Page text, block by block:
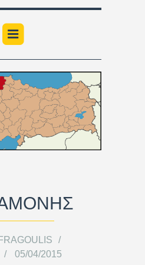
05/04/2015